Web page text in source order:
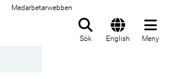
Medarbetarwebben
Sök English Meny